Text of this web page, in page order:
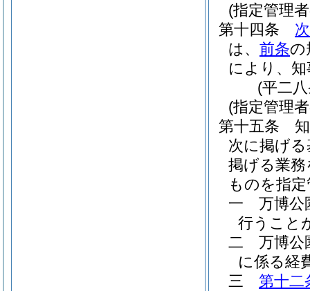
(指定管理
第十四条
は、 前条の
により、
(平二
(指定管理
第十五条
次に掲げ
掲げる業
ものを指
一
万博公
行うこと
二
万博公
に係る経
三
第十二